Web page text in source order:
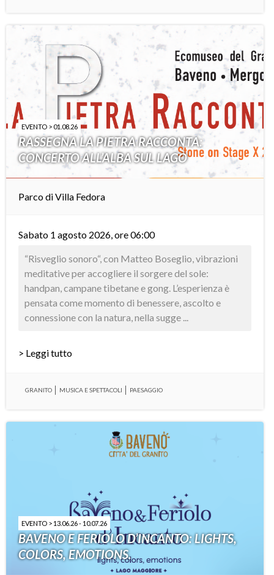
EVENTO > 01.08.26
RASSEGNA LA PIETRA RACCONTA:
CONCERTO ALL’ALBA SUL LAGO
Parco di Villa Fedora
Sabato 1 agosto 2026, ore 06:00
“Risveglio sonoro“, con Matteo Boseglio, vibrazioni
meditative per accogliere il sorgere del sole:
handpan, campane tibetane e gong. L’esperienza è
pensata come momento di benessere, ascolto e
connessione con la natura, nella sugge ...
> Leggi tutto
GRANITO MUSICA E SPETTACOLI PAESAGGIO
EVENTO > 13.06.26 - 10.07.26
BAVENO E FERIOLO D’INCANTO: LIGHTS,
COLORS, EMOTIONS.